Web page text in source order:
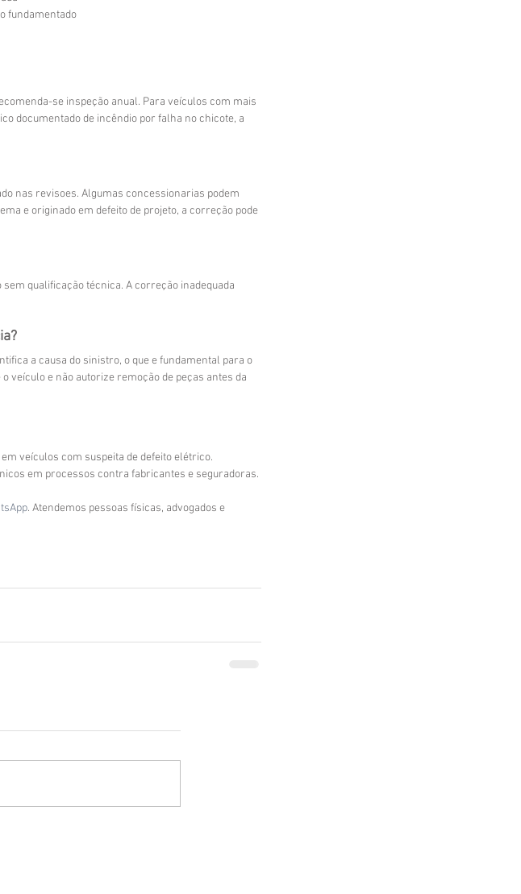
fundamentado
se inspeção anual. Para veículos com mais
documentado de incêndio por falha no chicote, a
nas revisoes. Algumas concessionarias podem
e originado em defeito de projeto, a correção pode
qualificação técnica. A correção inadequada
a causa do sinistro, o que e fundamental para o
veículo e não autorize remoção de peças antes da
veículos com suspeita de defeito elétrico.
em processos contra fabricantes e seguradoras.
. Atendemos pessoas físicas, advogados e